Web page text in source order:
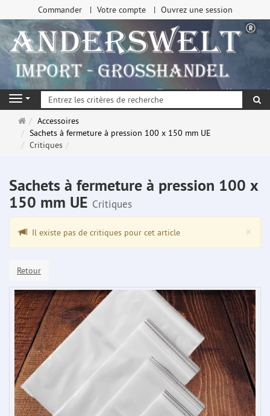
Commander Votre compte Ouvrez une session
Navigation
Page
d'accueil
Accessoires
Sachets à fermeture à pression 100 x 150 mm UE
Critiques
Sachets à fermeture à pression 100 x
150 mm UE Critiques
×
Il existe pas de critiques pour cet article
Retour